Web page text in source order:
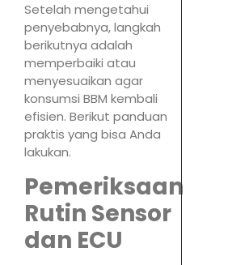
Setelah mengetahui
penyebabnya, langkah
berikutnya adalah
memperbaiki atau
menyesuaikan agar
konsumsi BBM kembali
efisien. Berikut panduan
praktis yang bisa Anda
lakukan.
Pemeriksaan
Rutin Sensor
dan ECU